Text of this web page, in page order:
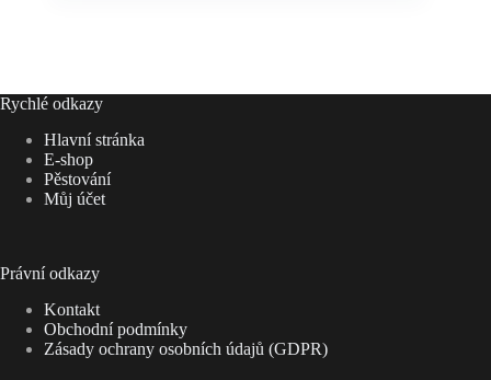
Rychlé odkazy
Hlavní stránka
E-shop
Pěstování
Můj účet
Právní odkazy
Kontakt
Obchodní podmínky
Zásady ochrany osobních údajů (GDPR)